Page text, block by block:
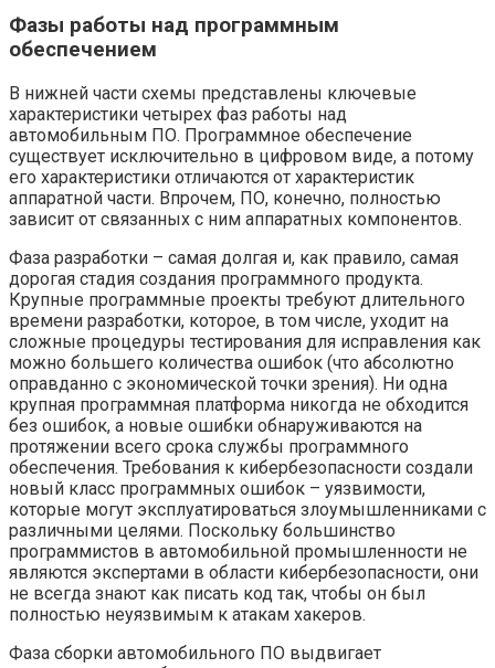
Фазы работы над программным
обеспечением
В нижней части схемы представлены ключевые
характеристики четырех фаз работы над
автомобильным ПО. Программное обеспечение
существует исключительно в цифровом виде, а потому
его характеристики отличаются от характеристик
аппаратной части. Впрочем, ПО, конечно, полностью
зависит от связанных с ним аппаратных компонентов.
Фаза разработки – самая долгая и, как правило, самая
дорогая стадия создания программного продукта.
Крупные программные проекты требуют длительного
времени разработки, которое, в том числе, уходит на
сложные процедуры тестирования для исправления как
можно большего количества ошибок (что абсолютно
оправданно с экономической точки зрения). Ни одна
крупная программная платформа никогда не обходится
без ошибок, а новые ошибки обнаруживаются на
протяжении всего срока службы программного
обеспечения. Требования к кибербезопасности создали
новый класс программных ошибок – уязвимости,
которые могут эксплуатироваться злоумышленниками с
различными целями. Поскольку большинство
программистов в автомобильной промышленности не
являются экспертами в области кибербезопасности, они
не всегда знают как писать код так, чтобы он был
полностью неуязвимым к атакам хакеров.
Фаза сборки автомобильного ПО выдвигает